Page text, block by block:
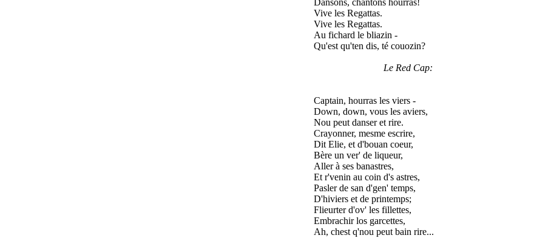
Vive les Regattas.
Vive les Regattas.
Au fichard le bliazin -
Qu'est qu'ten dis, té couozin?
Le Red Cap:
Captain, hourras les viers -
Down, down, vous les aviers,
Nou peut danser et rire.
Crayonner, mesme escrire,
Dit Elie, et d'bouan coeur,
Bère un ver' de liqueur,
Aller à ses banastres,
Et r'venin au coin d's astres,
Pasler de san d'gen' temps,
D'hiviers et de printemps;
Flieurter d'ov' les fillettes,
Embrachir los garcettes,
Ah, chest q'nou peut bain rire...